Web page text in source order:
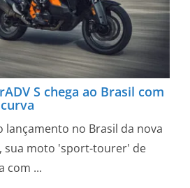
S chega ao Brasil com
lançamento no Brasil da nova
sua moto 'sport-tourer' de
com ...